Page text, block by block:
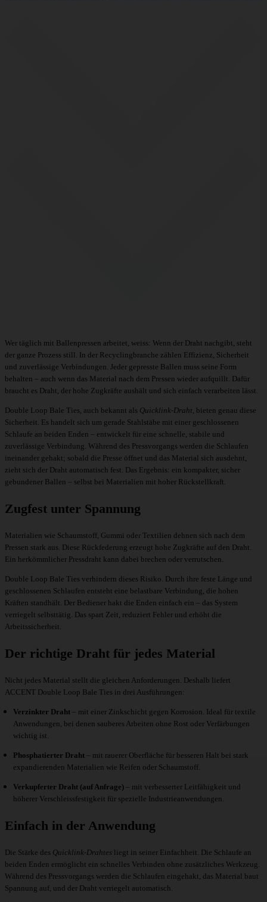
Wer täglich mit Ballenpressen arbeitet, weiss: Wenn der Draht nachgibt, steht
der ganze Prozess still. In der Recyclingbranche zählen Effizienz, Sicherheit
und zuverlässige Verbindungen. Jeder gepresste Ballen muss seine Form
behalten – auch wenn das Material nach dem Pressen wieder aufquillt. Dafür
braucht es Draht, der hohe Zugkräfte aushält und sich einfach verarbeiten lässt.
Double Loop Bale Ties , auch bekannt als Quicklink-Draht , bieten genau diese
Sicherheit. Es handelt sich um gerade Stahlstäbe mit einer geschlossenen
Schlaufe an beiden Enden – entwickelt für eine schnelle, stabile und
zuverlässige Verbindung. Während des Pressvorgangs werden die Schlaufen
ineinander gehakt; sobald die Presse öffnet und das Material sich ausdehnt,
zieht sich der Draht automatisch fest. Das Ergebnis: ein kompakter, sicher
gebundener Ballen – selbst bei Materialien mit hoher Rückstellkraft.
Zugfest unter Spannung
Materialien wie Schaumstoff, Gummi oder Textilien dehnen sich nach dem
Pressen stark aus. Diese Rückfederung erzeugt hohe Zugkräfte auf den Draht.
Ein herkömmlicher Pressdraht kann dabei brechen oder verrutschen.
Double Loop Bale Ties verhindern dieses Risiko. Durch ihre feste Länge und
geschlossenen Schlaufen entsteht eine belastbare Verbindung, die hohen
Kräften standhält. Der Bediener hakt die Enden einfach ein – das System
verriegelt selbsttätig. Das spart Zeit, reduziert Fehler und erhöht die
Arbeitssicherheit.
Der richtige Draht für jedes Material
Nicht jedes Material stellt die gleichen Anforderungen. Deshalb liefert
ACCENT Double Loop Bale Ties in drei Ausführungen:
Verzinkter Draht – mit einer Zinkschicht gegen Korrosion. Ideal für textile
Anwendungen, bei denen sauberes Arbeiten ohne Rost oder Verfärbungen
wichtig ist.
Phosphatierter Draht – mit rauerer Oberfläche für besseren Halt bei stark
expandierenden Materialien wie Reifen oder Schaumstoff.
Verkupferter Draht (auf Anfrage) – mit verbesserter Leitfähigkeit und
höherer Verschleissfestigkeit für spezielle Industrieanwendungen.
Einfach in der Anwendung
Die Stärke des Quicklink-Drahtes liegt in seiner Einfachheit. Die Schlaufe an
beiden Enden ermöglicht ein schnelles Verbinden ohne zusätzliches Werkzeug.
Während des Pressvorgangs werden die Schlaufen eingehakt, das Material baut
Spannung auf, und der Draht verriegelt automatisch.